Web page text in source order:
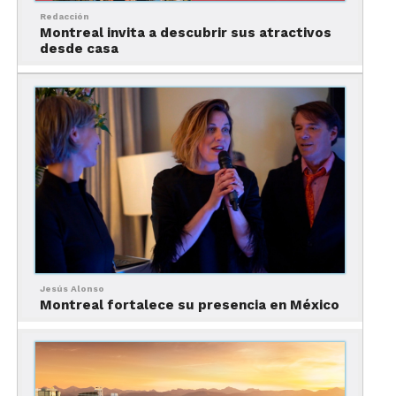
Banff y Lake Louise son las compras. Hay más de
250 tiendas y la mejor parte es que es muy fácil
llegar a ellas desde cualquiera de los hoteles.
El romanticismo de Lake
Louise
Foto: Banff y Lake Louise
Redacción
Montreal invita a descubrir sus atractivos
desde casa
Jesús Alonso
Montreal fortalece su presencia en México